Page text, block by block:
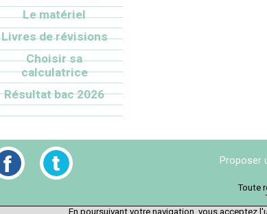
Le matériel
Livres de révisions
Choisir sa
calculatrice
Résultat bac 2026
Proposer
Toute
En poursuivant votre navigation, vous acceptez